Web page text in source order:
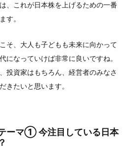
、これが日本株を上げるための一番
す。
そ、大人も子どもも未来に向かって
になっていけば非常に良いですね。
投資家はもちろん、経営者のみなさ
きたいと思います。
ーマ① 今注目している日本